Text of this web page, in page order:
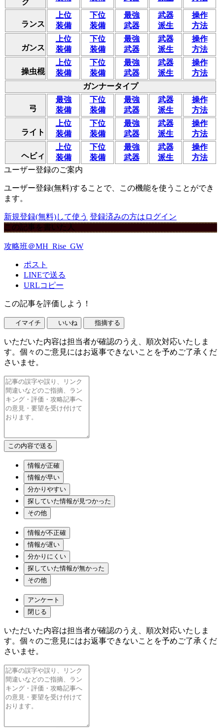
ランス
上位
装備
下位
装備
最強
武器
武器
派生
操作
方法
ガンス
上位
装備
下位
装備
最強
武器
武器
派生
操作
方法
操虫棍
上位
装備
下位
装備
最強
武器
武器
派生
操作
方法
ガンナータイプ
弓
最強
装備
下位
装備
最強
武器
武器
派生
操作
方法
ライト
上位
装備
下位
装備
最強
武器
武器
派生
操作
方法
ヘビィ
上位
装備
下位
装備
最強
武器
武器
派生
操作
方法
ユーザー登録のご案内
ユーザー登録(無料)することで、この機能を使うことができ
ます。
新規登録(無料)して使う 登録済みの方はログイン
この記事を書いた人
攻略班＠MH_Rise_GW
ポスト
LINEで送る
URLコピー
この記事を評価しよう！
イマイチ いいね 指摘する
いただいた内容は担当者が確認のうえ、順次対応いたしま
す。個々のご意見にはお返事できないことを予めご了承くだ
さいませ。
情報が正確
情報が早い
分かりやすい
探していた情報が見つかった
その他
情報が不正確
情報が遅い
分かりにくい
探していた情報が無かった
その他
アンケート
閉じる
いただいた内容は担当者が確認のうえ、順次対応いたしま
す。個々のご意見にはお返事できないことを予めご了承くだ
さいませ。